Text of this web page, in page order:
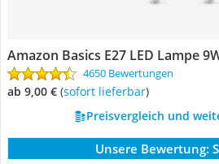
Amazon Basics E27 LED Lampe
4650 Bewertungen
ab 9,00 € ( Sofort lieferbar)
Preisvergleich und
Unsere Bewertung: